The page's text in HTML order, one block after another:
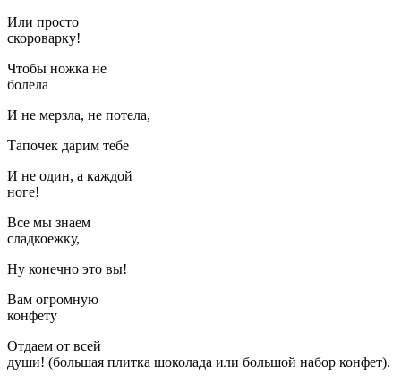
Или просто
скороварку!
Чтобы ножка не
болела
И не мерзла, не потела,
Тапочек дарим тебе
И не один, а каждой
ноге!
Все мы знаем
сладкоежку,
Ну конечно это вы!
Вам огромную
конфету
Отдаем от всей
души! (большая плитка шоколада или большой набор конфет).